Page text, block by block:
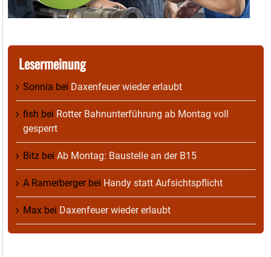
Lesermeinung
Sonnia bei Daxenfeuer wieder erlaubt
fish bei Rotter Bahnunterführung ab Montag voll
gesperrt
Bitz bei Ab Montag: Baustelle an der B15
A Ramerbergerbei Handy statt Aufsichtspflicht
Max bei Daxenfeuer wieder erlaubt